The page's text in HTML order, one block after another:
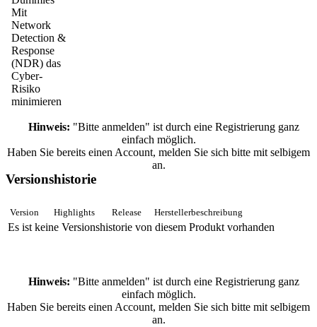
Mit
Network
Detection &
Response
(NDR) das
Cyber-
Risiko
minimieren
Hinweis: "Bitte anmelden" ist durch eine Registrierung ganz
einfach möglich.
Haben Sie bereits einen Account, melden Sie sich bitte mit selbigem
an.
Versionshistorie
Version Highlights Release Herstellerbeschreibung
Es ist keine Versionshistorie von diesem Produkt vorhanden
Hinweis: "Bitte anmelden" ist durch eine Registrierung ganz
einfach möglich.
Haben Sie bereits einen Account, melden Sie sich bitte mit selbigem
an.